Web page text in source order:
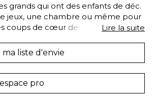
grands qui ont des enfants de déc.
jeux, une chambre ou même pour
coups de cœur des plus jeunes en
Lire la suite
liste d'envie
pro